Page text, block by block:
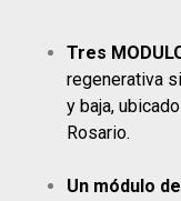
Tres
regenerativa
y baja,
Rosario.
Un módulo